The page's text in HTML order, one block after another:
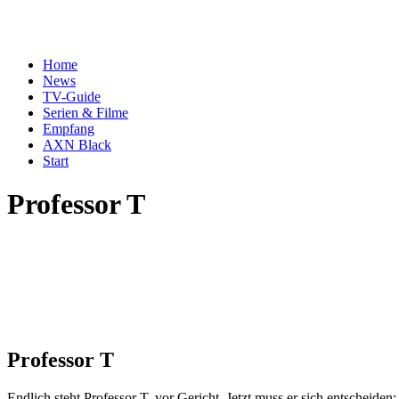
Home
News
TV-Guide
Serien & Filme
Empfang
AXN Black
Start
Professor T
Professor T